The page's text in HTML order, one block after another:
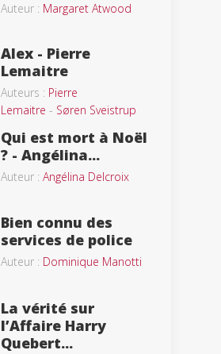
Auteur : Margaret Atwood
Alex - Pierre
Lemaitre
Auteurs : Pierre
Lemaitre - Søren Sveistrup
Qui est mort à Noël
? - Angélina...
Auteur : Angélina Delcroix
Bien connu des
services de police
Auteur : Dominique Manotti
La vérité sur
l’Affaire Harry
Quebert...